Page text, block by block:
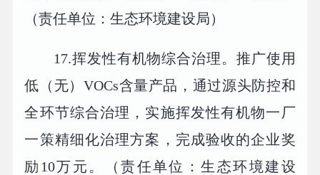
（责任单位：生态环境建设局）
17.挥发性有机物综合治理。推广使用
低（无）VOCs含量产品，通过源头防控和
全环节综合治理，实施挥发性有机物一厂
一策精细化治理方案，完成验收的企业奖
励10万元。（责任单位：生态环境建设